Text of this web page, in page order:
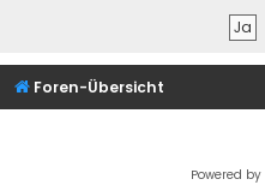
Foren-Übersicht
Powered by